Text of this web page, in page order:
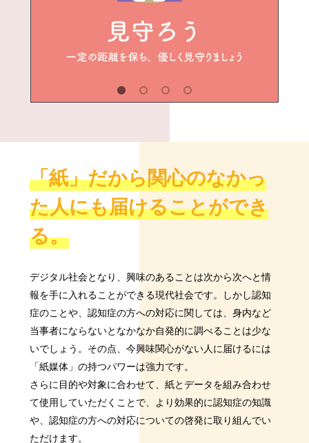
「紙」だから関心のなかっ
た人にも届けることができ
る。
デジタル社会となり、興味のあることは次から次へと情
報を手に入れることができる現代社会です。しかし認知
症のことや、認知症の方への対応に関しては、身内など
当事者にならないとなかなか自発的に調べることは少な
いでしょう。その点、今興味関心がない人に届けるには
「紙媒体」の持つパワーは強力です。
さらに目的や対象に合わせて、紙とデータを組み合わせ
て使用していただくことで、より効果的に認知症の知識
や、認知症の方への対応についての啓発に取り組んでい
ただけます。